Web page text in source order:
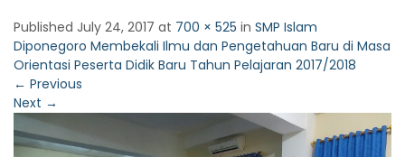
Published July 24, 2017 at 700 × 525 in SMP Islam
Diponegoro Membekali Ilmu dan Pengetahuan Baru di Masa
Orientasi Peserta Didik Baru Tahun Pelajaran 2017/2018
← Previous
Next →